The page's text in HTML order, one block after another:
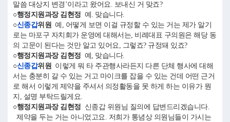
말씀 대상지 변경’이라고 왔어요. 보내신 거 맞죠?
○행정지원과장 김현정 예. 맞습니다.
○신종갑위원 예, 어떻게 보면 이걸 규정할 수 있는 거는 제가 알기
로는 마포구 자치회가 운영에 대해서는, 비례대표 구의원은 해당 동
의 고문이 된다는 것만 알고 있어요, 그렇죠? 규정돼 있죠?
○행정지원과장 김현정 예, 맞습니다.
○신종갑위원 이렇게 뭐 타 주관행사라든지 다른 단체 행사에 대해
서는 충분히 갈 수 있는 거고 마이크를 잡을 수 있는 건데 어떤 근거
로 해서 이렇게 제약을 주셔서 의정활동을 못 하게 하는 이유가 뭔
지, 설명 부탁드릴게요.
○행정지원과장 김현정 신종갑 위원님 질의에 답변드리겠습니다.
제약을 두는 거는 아니었고요. 저희가 통념상 의원님들이 가시는